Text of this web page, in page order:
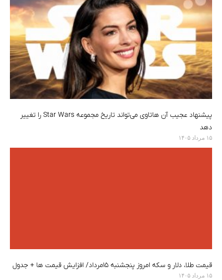
پیشنهاد عجیب آن هاتاوی می‌تواند تاریخ مجموعه Star Wars را تغییر
دهد
۱۵ مرداد ۱۴۰۵
قیمت طلا، دلار و سکه امروز پنجشنبه ۱۵مرداد/ افزایش قیمت ها + جدول
۱۵ مرداد ۱۴۰۵